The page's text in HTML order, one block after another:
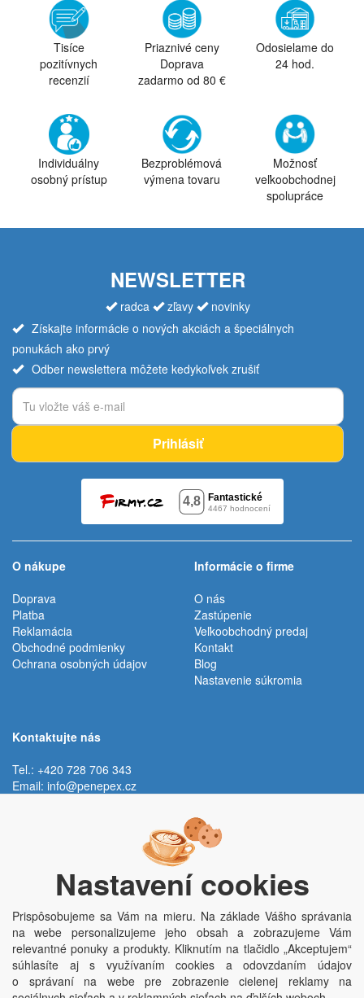
Tisíce
pozitívnych
recenzií
Priaznivé ceny
Doprava
zadarmo od 80 €
Odosielame do
24 hod.
Individuálny
osobný prístup
Bezproblémová
výmena tovaru
Možnosť
veľkoobchodnej
spolupráce
NEWSLETTER
radca zľavy
novinky
Získajte informácie o nových akciách a špeciálnych
ponukách ako prvý
Odber newslettera môžete kedykoľvek zrušiť
Prihlásiť
O nákupe
Doprava
Platba
Reklamácia
Obchodné podmienky
Ochrana osobných údajov
Informácie o firme
O nás
Zastúpenie
Veľkoobchodný predaj
Kontakt
Blog
Nastavenie súkromia
Kontaktujte nás
Tel.: +420 728 706 343
Email: info@penepex.cz
Trávník 2076, 686 03 Staré Město
Copyright © Penepex s.r.o. 2025, powered byABRA E-shop
Nastavení cookies
Prispôsobujeme sa Vám na mieru. Na základe Vášho správania
na webe personalizujeme jeho obsah a zobrazujeme Vám
relevantné ponuky a produkty. Kliknutím na tlačidlo „Akceptujem“
súhlasíte aj s využívaním cookies a odovzdaním údajov
o správaní na webe pre zobrazenie cielenej reklamy na